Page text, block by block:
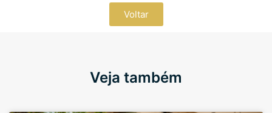
Voltar
Veja também